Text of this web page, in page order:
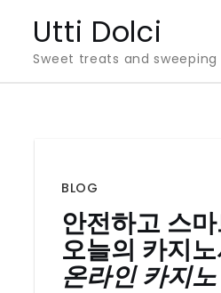
content
Utti Dolci
Sweet treats and sweeping
BLOG
안전하고 스
오늘의 카지
온라인 카지노